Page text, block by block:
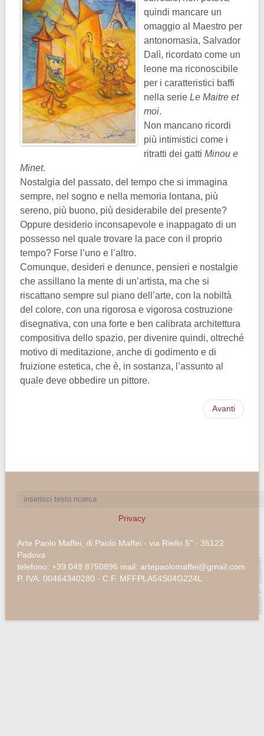
quindi mancare un
omaggio al Maestro per
antonomasia, Salvador
Dalì, ricordato come un
leone ma riconoscibile
per i caratteristici baffi
nella serie Le Maitre et
moi.
Non mancano ricordi
più intimistici come i
ritratti dei gatti Minou e
Minet.
Nostalgia del passato, del tempo che si immagina
sempre, nel sogno e nella memoria lontana, più
sereno, più buono, più desiderabile del presente?
Oppure desiderio inconsapevole e inappagato di un
possesso nel quale trovare la pace con il proprio
tempo? Forse l’uno e l’altro.
Comunque, desideri e denunce, pensieri e nostalgie
che assillano la mente di un’artista, ma che si
riscattano sempre sul piano dell’arte, con la nobiltà
del colore, con una rigorosa e vigorosa costruzione
disegnativa, con una forte e ben calibrata architettura
compositiva dello spazio, per divenire quindi, oltreché
motivo di meditazione, anche di godimento e di
fruizione estetica, che è, in sostanza, l’assunto al
quale deve obbedire un pittore.
Avanti
Privacy
Arte Paolo Maffei, di Paolo Maffei - via Riello 5" - 35122
Padova
telefono: +39 049 8750896 mail: artepaolomaffei@gmail.com
P. IVA: 00464340280 - C.F. MFFPLA54S04G224L